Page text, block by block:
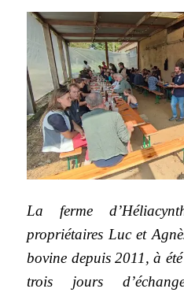
La ferme
propriétaires Luc et
bovine depuis 2011, à
trois jours